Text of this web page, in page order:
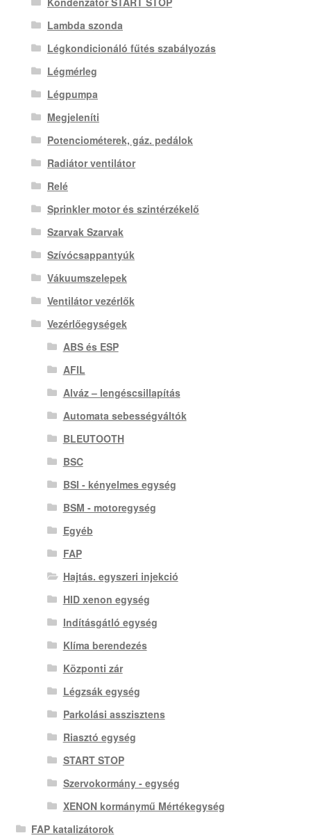
Lambda szonda
Légkondicionáló fűtés szabályozás
Légmérleg
Légpumpa
Megjeleníti
Potenciométerek, gáz. pedálok
Radiátor ventilátor
Relé
Sprinkler motor és szintérzékelő
Szarvak Szarvak
Szívócsappantyúk
Vákuumszelepek
Ventilátor vezérlők
Vezérlőegységek
ABS és ESP
AFIL
Alváz – lengéscsillapítás
Automata sebességváltók
BLEUTOOTH
BSC
BSI - kényelmes egység
BSM - motoregység
Egyéb
FAP
Hajtás. egyszeri injekció
HID xenon egység
Indításgátló egység
Klíma berendezés
Központi zár
Légzsák egység
Parkolási asszisztens
Riasztó egység
START STOP
Szervokormány - egység
XENON kormánymű Mértékegység
FAP katalizátorok